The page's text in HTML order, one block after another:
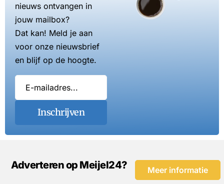
nieuws ontvangen in
jouw mailbox?
Dat kan! Meld je aan
voor onze nieuwsbrief
en blijf op de hoogte.
Inschrijven
Adverteren op Meijel24? Meer informatie